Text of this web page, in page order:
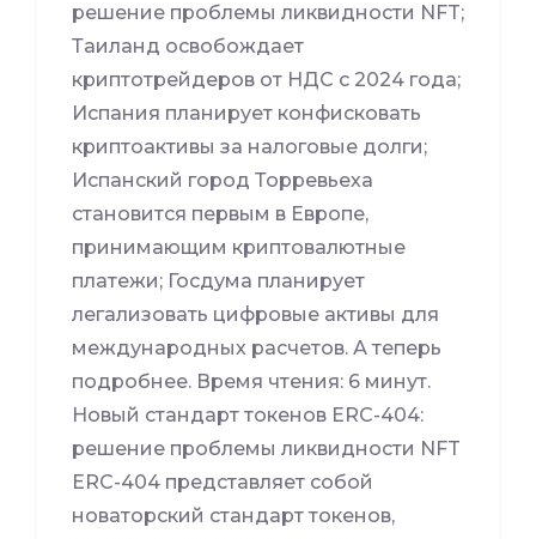
решение проблемы ликвидности NFT;
Таиланд освобождает
криптотрейдеров от НДС с 2024 года;
Испания планирует конфисковать
криптоактивы за налоговые долги;
Испанский город Торревьеха
становится первым в Европе,
принимающим криптовалютные
платежи; Госдума планирует
легализовать цифровые активы для
международных расчетов. А теперь
подробнее. Время чтения: 6 минут.
Новый стандарт токенов ERC-404:
решение проблемы ликвидности NFT
ERC-404 представляет собой
новаторский стандарт токенов,